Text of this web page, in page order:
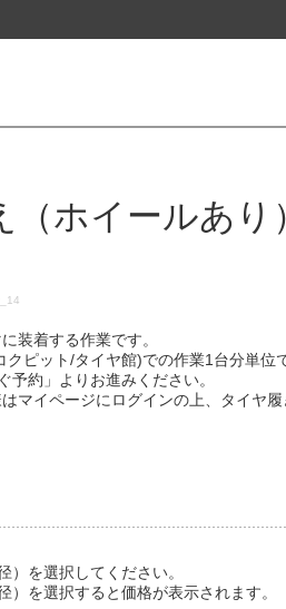
（ホイールあり
装着する作業です。
クピット/タイヤ館)での作業1台分単位
予約」よりお進みください。
マイページにログインの上、タイヤ
）を選択してください。
を選択すると価格が表示されます。